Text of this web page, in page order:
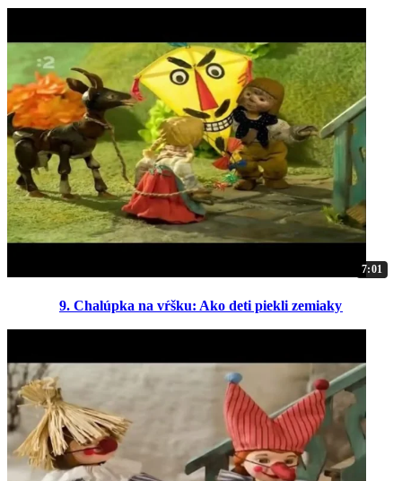
7:01
9. Chalúpka na vŕšku: Ako deti piekli zemiaky